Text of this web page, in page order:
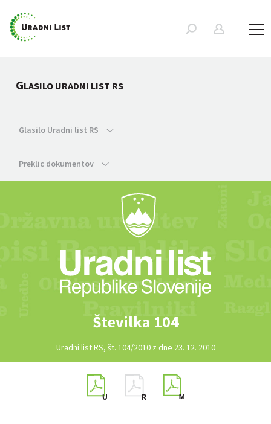
GLASILO URADNI LIST RS
Glasilo Uradni list RS
Preklic dokumentov
Številka 104
Uradni list RS, št. 104/2010 z dne 23. 12. 2010